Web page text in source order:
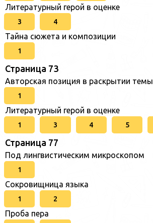
Литературный герой в оценке
3 4
Тайна сюжета и композиции
1
Страница 73
Авторская позиция в раскрытии темы
1
Литературный герой в оценке
1 3 4 5
Страница 77
Под лингвистическим микроскопом
1
Сокровищница языка
1 2
Проба пера